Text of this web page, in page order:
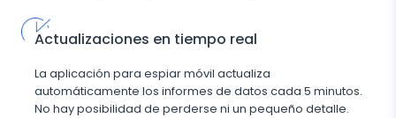
Actualizaciones en tiempo real
La aplicación para espiar móvil actualiza
automáticamente los informes de datos cada 5 minutos.
No hay posibilidad de perderse ni un pequeño detalle.